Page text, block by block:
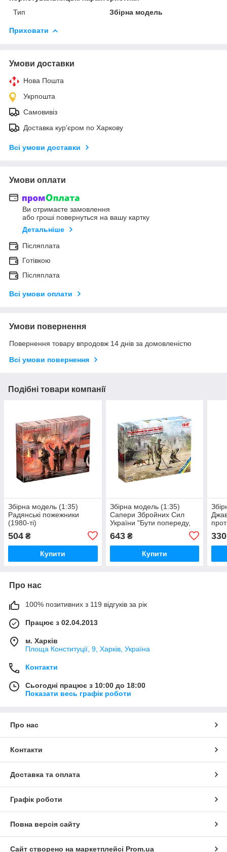
Тип
Збірна модель
Приховати
Умови доставки
Нова Пошта
Укрпошта
Самовивіз
Доставка кур'єром по Харкову
Всі умови доставки
Умови оплати
Ви отримаєте замовлення
або гроші повернуться на вашу картку
Детальніше
Післяплата
Готівкою
Післяплата
Всі умови оплати
Умови повернення
Повернення товару впродовж 14 днів за домовленістю
Всі умови повернення
Подібні товари компанії
Збірна модель (1:35)
Радянські пожежники
(1980-ті)
504 ₴
Купити
Збірна модель (1:35)
Сапери Збройних Сил
України "Бути попереду,
643₴
Купити
№6
330
Про нас
100% позитивних з 119 відгуків за рік
Працює з 02.04.2013
м. Харків
Площа Конституції, 9, Харків, Україна
Контакти
Сьогодні працює з 10:00 до 18:00
Показати весь графік роботи
Про нас
Контакти
Доставка та оплата
Графік роботи
Повна версія сайту
Сайт створено на маркетплейсі Prom.ua